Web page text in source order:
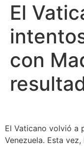
El
con
El Vaticano volvió a
Venezuela. Esta